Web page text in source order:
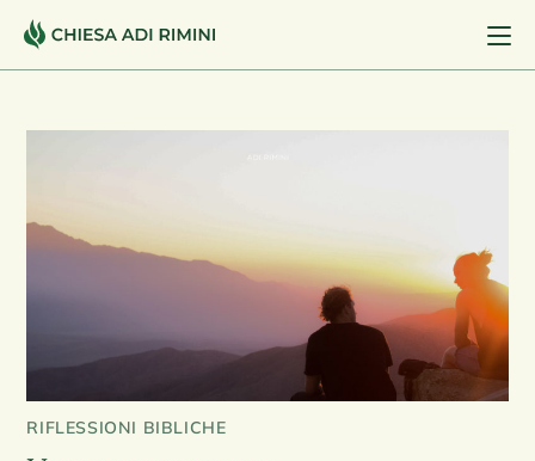
RIFLESSIONI BIBLICHE